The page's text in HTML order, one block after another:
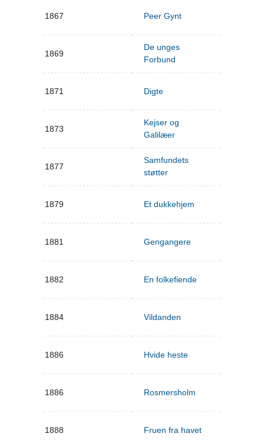
1867 Peer Gynt
1869
De unges
Forbund
1871 Digte
1873
Kejser og
Galilæer
1877
Samfundets
støtter
1879 Et dukkehjem
1881 Gengangere
1882 En folkefiende
1884 Vildanden
1886 Hvide heste
1886 Rosmersholm
1888 Fruen fra havet